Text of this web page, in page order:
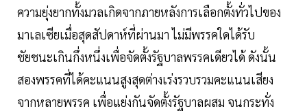
ความยุ่งยากทั้งมวลเกิดจากภายหลังการเลือกตั้งทั่วไปของ
มาเลเซียเมื่อสุดสัปดาห์ที่ผ่านมา ไม่มีพรรคใดได้รับ
ชัยชนะเกินกึ่งหนึ่งเพื่อจัดตั้งรัฐบาลพรรคเดียวได้ ดังนั้น
สองพรรคที่ได้คะแนนสูงสุดต่างเร่งรวบรวมคะแนนเสียง
จากหลายพรรค เพื่อแย่งกันจัดตั้งรัฐบาลผสม จนกระทั่ง